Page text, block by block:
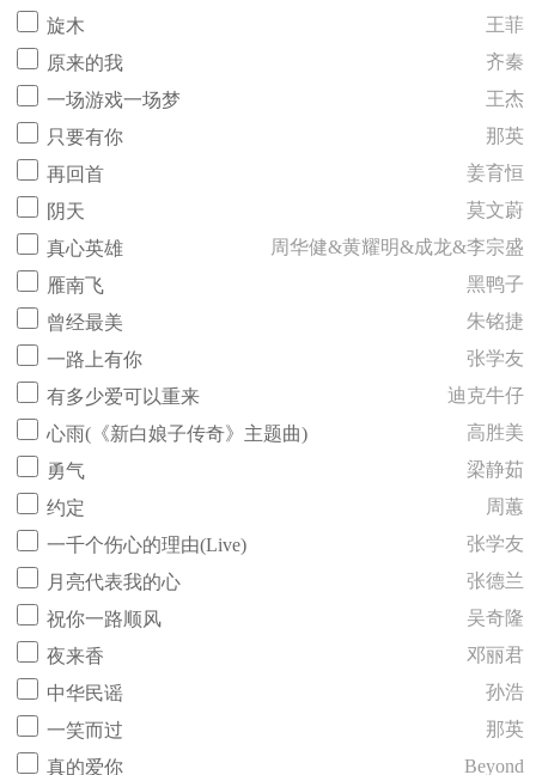
旋木
王菲
原来的我
齐秦
一场游戏一场梦
王杰
只要有你
那英
再回首
姜育恒
阴天
莫文蔚
真心英雄
周华健&黄耀明&成龙&李宗盛
雁南飞
黑鸭子
曾经最美
朱铭捷
一路上有你
张学友
有多少爱可以重来
迪克牛仔
心雨(《新白娘子传奇》主题曲)
高胜美
勇气
梁静茹
约定
周蕙
一千个伤心的理由(Live)
张学友
月亮代表我的心
张德兰
祝你一路顺风
吴奇隆
夜来香
邓丽君
中华民谣
孙浩
一笑而过
那英
真的爱你
Beyond